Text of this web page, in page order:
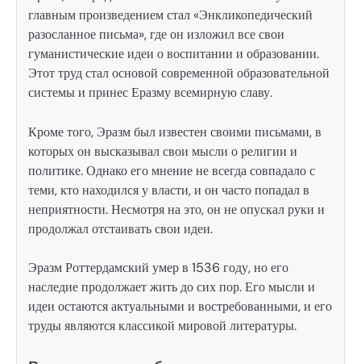
главным произведением стал «Энкликопедический
разосланное письма», где он изложил все свои
гуманистические идеи о воспитании и образовании.
Этот труд стал основой современной образовательной
системы и принес Еразму всемирную славу.
Кроме того, Эразм был известен своими письмами, в
которых он высказывал свои мысли о религии и
политике. Однако его мнение не всегда совпадало с
теми, кто находился у власти, и он часто попадал в
неприятности. Несмотря на это, он не опускал руки и
продолжал отстаивать свои идеи.
Эразм Роттердамский умер в 1536 году, но его
наследие продолжает жить до сих пор. Его мысли и
идеи остаются актуальными и востребованными, и его
труды являются классикой мировой литературы.